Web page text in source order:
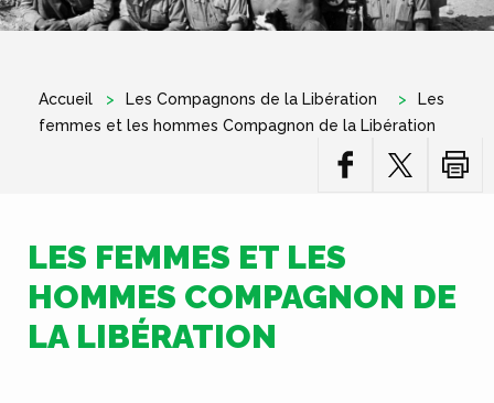
Accueil Les Compagnons de la Libération
Les
femmes et les hommes Compagnon de la Libération
LES FEMMES ET LES
HOMMES COMPAGNON DE
LA LIBÉRATION